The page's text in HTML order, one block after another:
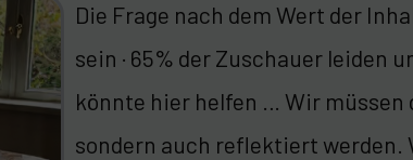
Die Frage nach dem Wert der
sein · 65% der Zuschauer leiden
könnte hier helfen … Wir
sondern auch reflektiert werden.